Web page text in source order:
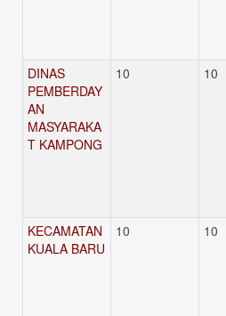
DINAS
PEMBERDAY
AN
MASYARAKA
T KAMPONG
10 10
KECAMATAN
KUALA BARU
10 10